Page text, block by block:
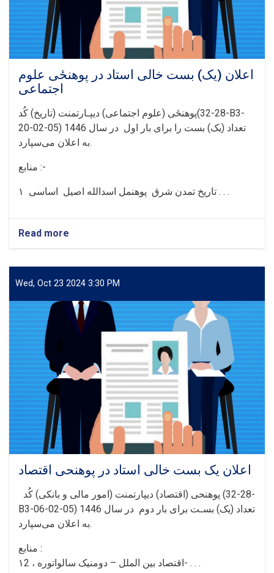
اعلان (یک) بست خالی استاد در پوهنځی علوم
اجتماعی
پوهنځی (علوم اجتماعی) دیپـارتمنت (تاریخ) کُد(28-32-B3-
20-02-05) تعداد (یک) بست را برای بار اول در سال 1446
به اعلان می‌سپارد.
منابع :-
۱ تاریخ تمدن شرق پوهنمل اسدالله اصیل اساسی . . .
Read more
اعلان
بست
خالی
در
پوهنځی
علوم
Wed, Oct 23 2024 3:30 PM
اعلان یک بست خالی استاد در پوهنحی اقتصاد
B3-06-02-05) تعداد (یک) بسـت برای بار دوم در سال 1446
به اعلان می‌سپارد.
منابع :
۱اقتصاد بین الملل – دومنیک سالواتوره ، 2- . . .